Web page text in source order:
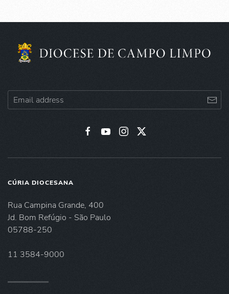
CÚRIA DIOCESANA
Rua Campina Grande, 400
Jd. Bom Refúgio - São Paulo
05788-250
11 3584-9000